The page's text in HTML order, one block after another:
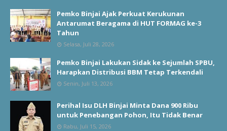
Pemko Binjai Ajak Perkuat Kerukunan
Antarumat Beragama di HUT FORMAG ke-3
Tahun
Selasa, Juli 28, 2026
Pemko Binjai Lakukan Sidak ke Sejumlah SPBU,
Harapkan Distribusi BBM Tetap Terkendali
Senin, Juli 13, 2026
Perihal Isu DLH Binjai Minta Dana 900 Ribu
untuk Penebangan Pohon, Itu Tidak Benar
Rabu, Juli 15, 2026